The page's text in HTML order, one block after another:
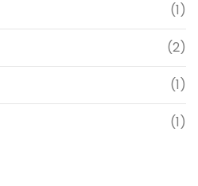
(1)
(2)
(1)
(1)